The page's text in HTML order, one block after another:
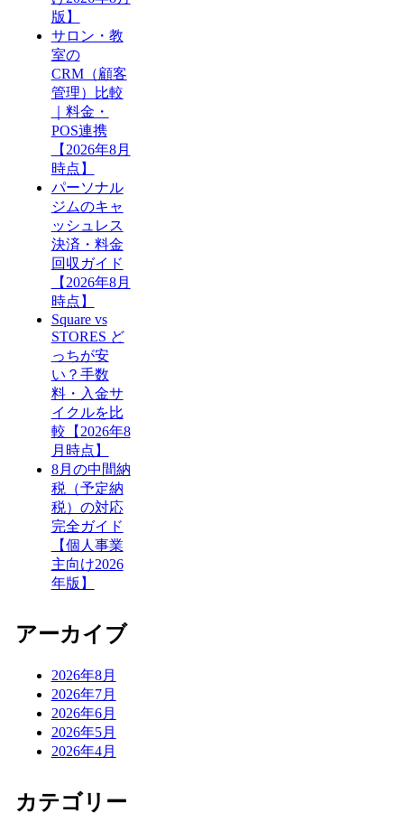
版】
サロン・教
室の
CRM（顧客
管理）比較
｜料金・
POS連携
【2026年8月
時点】
パーソナル
ジムのキャ
ッシュレス
決済・料金
回収ガイド
【2026年8月
時点】
Square vs
STORES ど
っちが安
い？手数
料・入金サ
イクルを比
較【2026年8
月時点】
8月の中間納
税（予定納
税）の対応
完全ガイド
【個人事業
主向け2026
年版】
アーカイブ
2026年8月
2026年7月
2026年6月
2026年5月
2026年4月
カテゴリー